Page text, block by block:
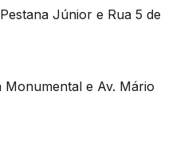
Júnior e Rua 5 de
Monumental e Av. Mário